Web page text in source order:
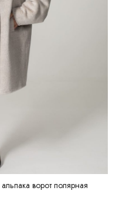
ворот полярная